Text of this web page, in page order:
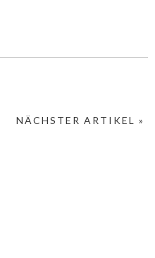
NÄCHSTER ARTIKEL »